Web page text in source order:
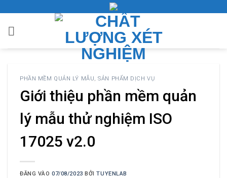
nội
PHẦN MỀM QUẢN LÝ MẪU,SẢN PHẨM DỊCH VỤ
Giới thiệu phần mềm quản
lý mẫu thử nghiệm ISO
17025 v2.0
ĐĂNG VÀO07/08/2023 BỞITUYENLAB